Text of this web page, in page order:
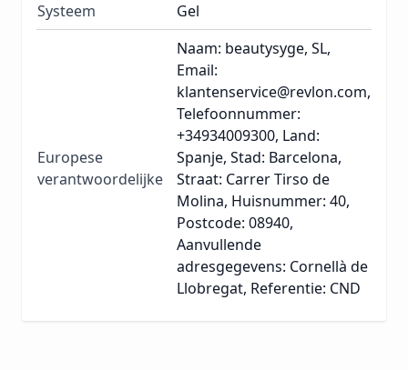
Systeem
Gel
Europese
verantwoordelijke
Naam: beautysyge, SL,
Email:
klantenservice@revlon.com,
Telefoonnummer:
+34934009300, Land:
Spanje, Stad: Barcelona,
Straat: Carrer Tirso de
Molina, Huisnummer: 40,
Postcode: 08940,
Aanvullende
adresgegevens: Cornellà de
Llobregat, Referentie: CND